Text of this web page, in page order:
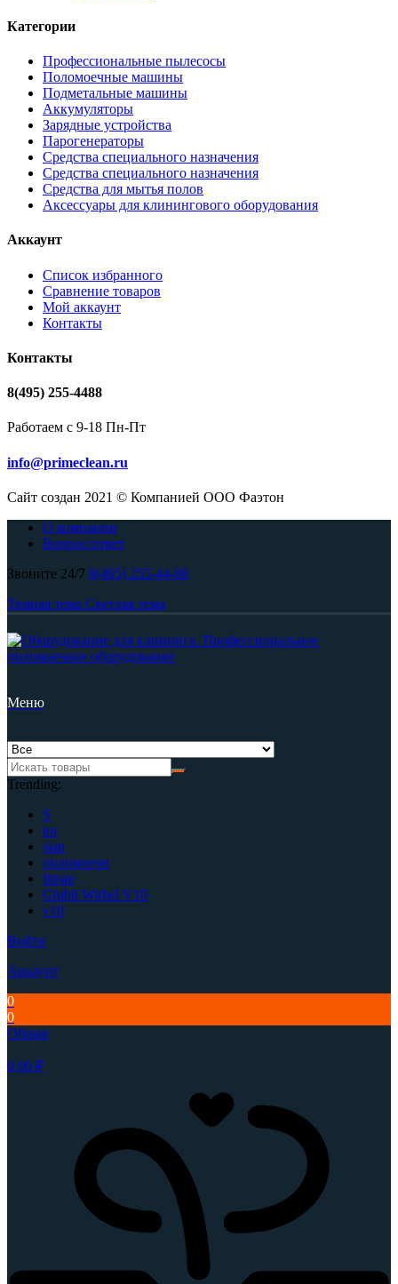
Категории
Профессиональные пылесосы
Поломоечные машины
Подметальные машины
Аккумуляторы
Зарядные устройства
Парогенераторы
Средства специального назначения
Средства специального назначения
Средства для мытья полов
Аксессуары для клинингового оборудования
Аккаунт
Список избранного
Сравнение товаров
Мой аккаунт
Контакты
Контакты
8(495) 255-4488
Работаем с 9-18 Пн-Пт
info@primeclean.ru
Сайт создан 2021 © Компанией ООО Фаэтон
О компании
Вопрос/ответ
Звоните 24/7 8(495) 255-44-88
Темная тема Светлая тема
Меню
Trending:
S
tor
siap
поломоечн
fimap
Ghibli Wirbel V10
v10
Войти
Аккаунт
0
0
Общая
0,00 ₽